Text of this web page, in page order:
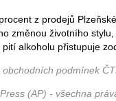
z prodejů
změnou životního
alkoholu přistupuje
podmínek
(AP) - všechna